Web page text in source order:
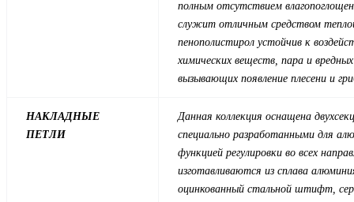
полным отсутствием
служит отличным средством
пенополистирол устойчив к
химических веществ, пара и
вызывающих появление плесени и
НАКЛАДНЫЕ
ПЕТЛИ
Данная коллекция оснащена
специально разработанными для
функцией регулировки во всех
изготавливаются из сплава
оцинкованный стальной штифт,